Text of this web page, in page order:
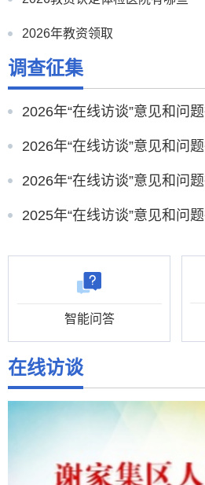
2026年教资领取
谢家集区退役军人局电话是多少？
关于鸿鑫社区辖区范围的提问
调查征集
智能问答
在线访谈